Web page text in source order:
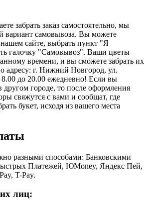
забрать заказ самостоятельно, мы
вариант самовывоза. Вы можете
нашем сайте, выбрать пункт "Я
галочку "Самовывоз". Ваши цветы
времени, и вы сможете забрать их
адресу: г. Нижний Новгород, ул.
до 20.00 ежедневно! Если вы
другом городе, то после оформления
свяжутся с вами и сообщат, где
букет, исходя из вашего места
разными способами: Банковскими
Платежей, ЮMoney, Яндекс Пей,
T-Pay.
лиц: